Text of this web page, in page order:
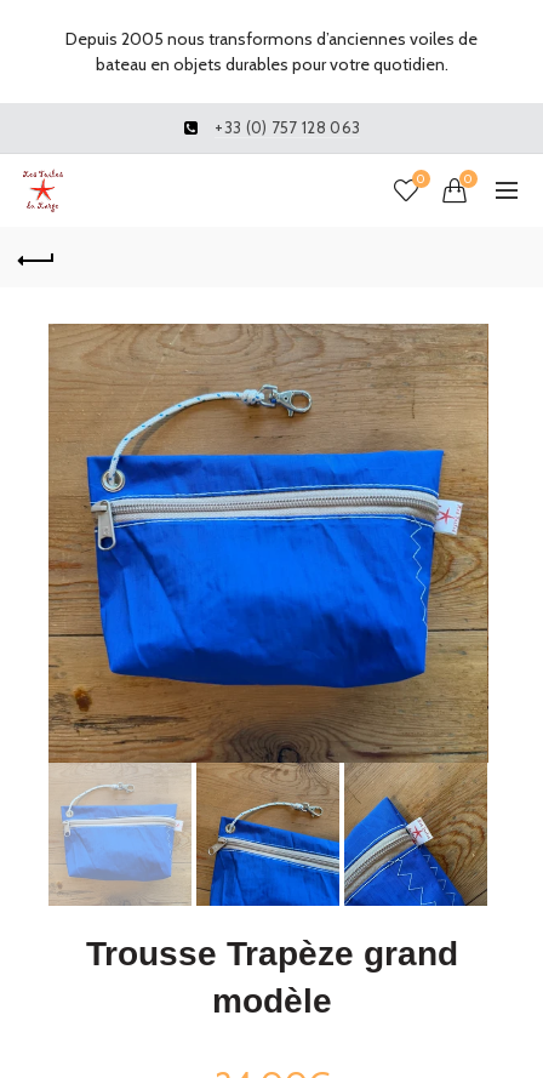
+33 (0) 757 128 063
0 0
Trousse Trapèze grand
modèle
Depuis 2005 nous transformons d’anciennes voiles de
bateau en objets durables pour votre quotidien.